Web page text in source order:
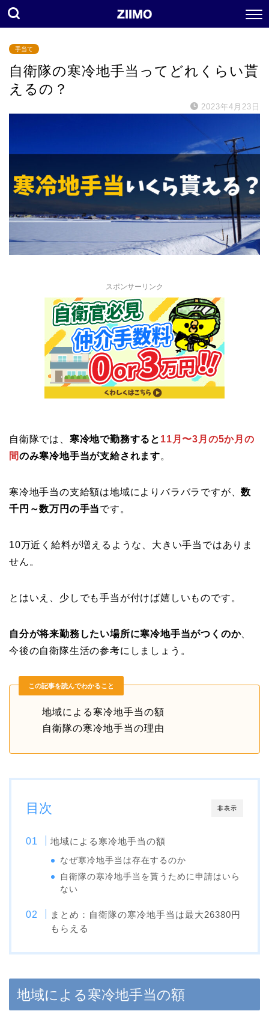
手当て
自衛隊の寒冷地手当ってどれくらい貰
えるの？
2023年4月23日
スポンサーリンク
自衛隊では、 寒冷地で勤務すると 11月〜3月の5か月の
間のみ寒冷地手当が支給されます。
寒冷地手当の支給額は地域によりバラバラですが、数
千円～数万円の手当です。
10万近く給料が増えるような、大きい手当ではありま
せん。
とはいえ、少しでも手当が付けば嬉しいものです。
自分が将来勤務したい場所に寒冷地手当がつくのか、
今後の自衛隊生活の参考にしましょう。
この記事を読んでわかること
地域による寒冷地手当の額
自衛隊の寒冷地手当の理由
非表示
目次
地域による寒冷地手当の額
なぜ寒冷地手当は存在するのか
自衛隊の寒冷地手当を貰うために申請はいら
ない
まとめ：自衛隊の寒冷地手当は最大26380円
もらえる
地域による寒冷地手当の額